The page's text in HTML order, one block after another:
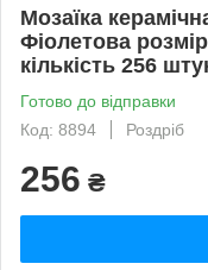
Мозаїка
Фіолетова
кількість 256
Готово до відправки
Код: 8894
Роздріб
256 ₴